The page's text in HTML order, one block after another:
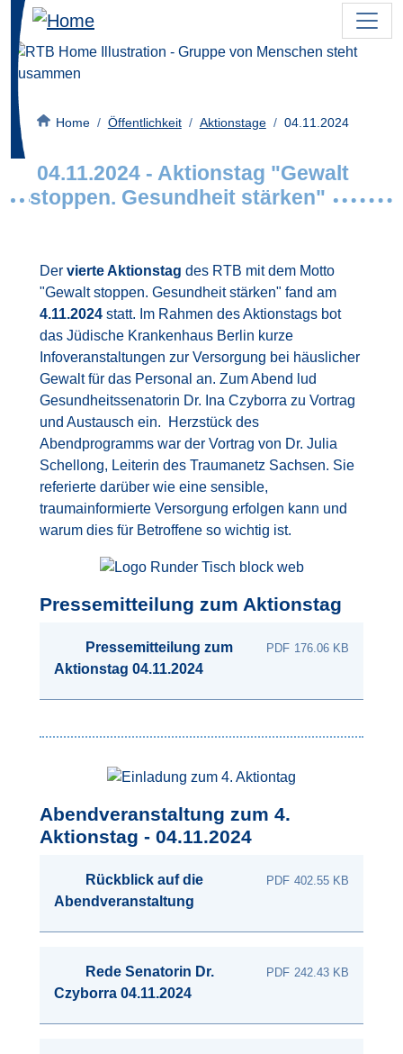
Direkt zum Inhalt
Bild
Pfadnavigation
Home Öffentlichkeit Aktionstage 04.11.2024
04.11.2024 - Aktionstag "Gewalt
stoppen. Gesundheit stärken"
Der vierte Aktionstag des RTB mit dem Motto
"Gewalt stoppen. Gesundheit stärken" fand am
4.11.2024 statt. Im Rahmen des Aktionstags bot
das Jüdische Krankenhaus Berlin kurze
Infoveranstaltungen zur Versorgung bei häuslicher
Gewalt für das Personal an. Zum Abend lud
Gesundheitssenatorin Dr. Ina Czyborra zu Vortrag
und Austausch ein. Herzstück des
Abendprogramms war der Vortrag von Dr. Julia
Schellong, Leiterin des Traumanetz Sachsen. Sie
referierte darüber wie eine sensible,
traumainformierte Versorgung erfolgen kann und
warum dies für Betroffene so wichtig ist.
Pressemitteilung zum Aktionstag
Pressemitteilung zum
Aktionstag 04.11.2024
176.06 KB
Abendveranstaltung zum 4.
Aktionstag - 04.11.2024
Rückblick auf die
Abendveranstaltung
402.55 KB
Rede Senatorin Dr.
Czyborra 04.11.2024
242.43 KB